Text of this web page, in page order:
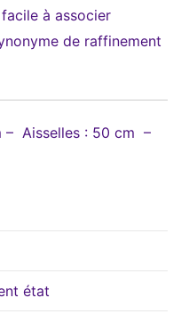
à associer
de raffinement
– Aisselles : 50 cm –
état